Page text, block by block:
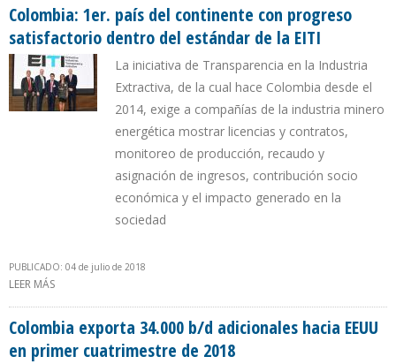
Colombia: 1er. país del continente con progreso
satisfactorio dentro del estándar de la EITI
La iniciativa de Transparencia en la Industria
Extractiva, de la cual hace Colombia desde el
2014, exige a compañías de la industria minero
energética mostrar licencias y contratos,
monitoreo de producción, recaudo y
asignación de ingresos, contribución socio
económica y el impacto generado en la
sociedad
PUBLICADO: 04 de julio de 2018
LEER MÁS
Colombia exporta 34.000 b/d adicionales hacia EEUU
en primer cuatrimestre de 2018